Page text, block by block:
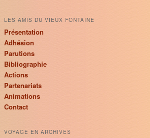
LES AMIS DU VIEUX FONTAINE
Présentation
Adhésion
Parutions
Bibliographie
Actions
Partenariats
Animations
Contact
VOYAGE EN ARCHIVES